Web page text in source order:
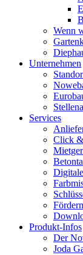
Wenn
Unternehmen
Services
Click
Produkt-Infos
Der
Joda